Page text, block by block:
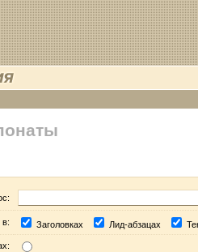
в: Заголовках Лид-абзацах